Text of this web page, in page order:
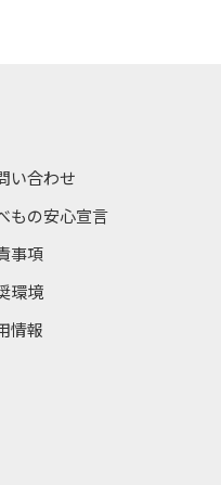
い合わせ
もの安心宣言
事項
環境
情報